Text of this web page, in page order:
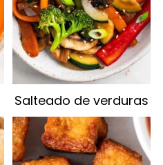
Salteado de verduras